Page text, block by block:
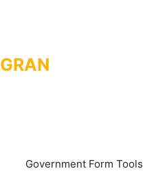
Government Form Tools